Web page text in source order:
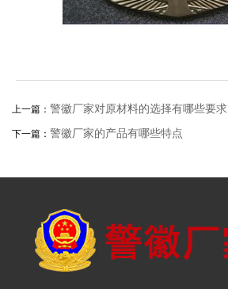
上一篇： 警徽厂家对原材料的选择有哪些要求
下一篇： 警徽厂家的产品有哪些特点